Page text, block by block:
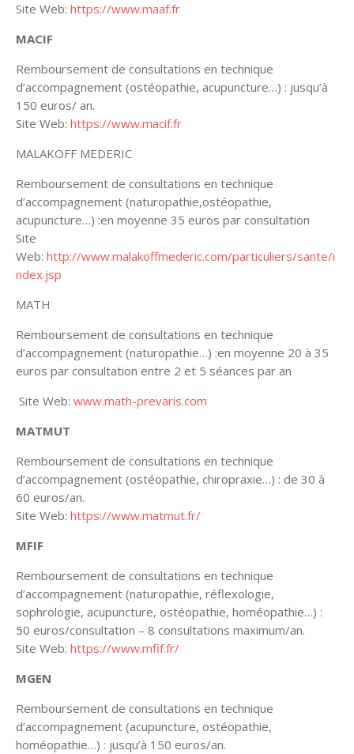
Site Web: https://www.maaf.fr
MACIF
Remboursement de consultations en technique
d’accompagnement (ostéopathie, acupuncture…) : jusqu’à
150 euros/ an.
Site Web: https://www.macif.fr
MALAKOFF MEDERIC
Remboursement de consultations en technique
d’accompagnement (naturopathie,ostéopathie,
acupuncture…) :en moyenne 35 euros par consultation
Site
Web: http://www.malakoffmederic.com/particuliers/sante/i
ndex.jsp
MATH
Remboursement de consultations en technique
d’accompagnement (naturopathie…) :en moyenne 20 à 35
euros par consultation entre 2 et 5 séances par an
Site Web: www.math-prevaris.com
MATMUT
Remboursement de consultations en technique
d’accompagnement (ostéopathie, chiropraxie…) : de 30 à
60 euros/an.
Site Web: https://www.matmut.fr/
MFIF
Remboursement de consultations en technique
d’accompagnement (naturopathie, réflexologie,
sophrologie, acupuncture, ostéopathie, homéopathie…) :
50 euros/consultation – 8 consultations maximum/an.
Site Web: https://www.mfif.fr/
MGEN
Remboursement de consultations en technique
d’accompagnement (acupuncture, ostéopathie,
homéopathie…) : jusqu’à 150 euros/an.